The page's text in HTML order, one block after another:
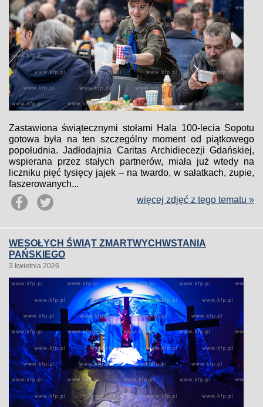
Zastawiona świątecznymi stołami Hala 100-lecia Sopotu
gotowa była na ten szczególny moment od piątkowego
popołudnia. Jadłodajnia Caritas Archidiecezji Gdańskiej,
wspierana przez stałych partnerów, miała już wtedy na
liczniku pięć tysięcy jajek – na twardo, w sałatkach, zupie,
faszerowanych...
więcej zdjęć z tego tematu »
WESOŁYCH ŚWIĄT ZMARTWYCHWSTANIA
PAŃSKIEGO
3 kwietnia 2026